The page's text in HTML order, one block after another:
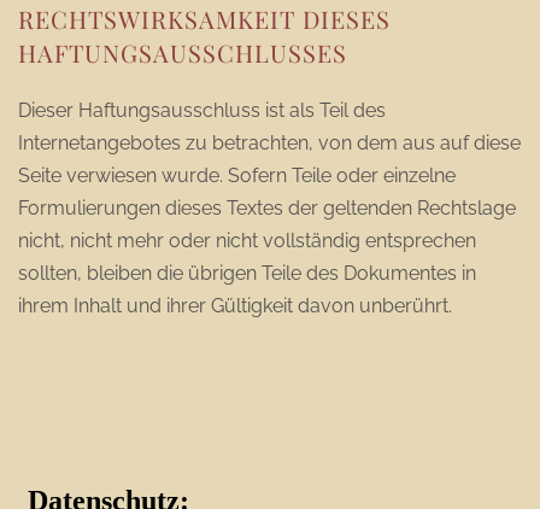
RECHTSWIRKSAMKEIT DIESES
HAFTUNGSAUSSCHLUSSES
Dieser Haftungsausschluss ist als Teil des
Internetangebotes zu betrachten, von dem aus auf diese
Seite verwiesen wurde. Sofern Teile oder einzelne
Formulierungen dieses Textes der geltenden Rechtslage
nicht, nicht mehr oder nicht vollständig entsprechen
sollten, bleiben die übrigen Teile des Dokumentes in
ihrem Inhalt und ihrer Gültigkeit davon unberührt.